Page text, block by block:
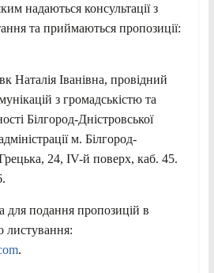
надаються консультації з
та приймаються пропозиції:
Наталія Іванівна, провідний
з громадськістю та
Білгород-Дністровської
м. Білгород-
24, IV-й поверх, каб. 45.
для подання пропозицій в
листування:
.